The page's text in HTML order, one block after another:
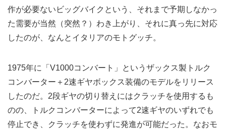
作が必要ないビッグバイクという、それまで予期しなかっ
た需要が当然（突然？）わき上がり、それに真っ先に対応
したのが、なんとイタリアのモトグッチ。
1975年に「V1000コンバート」というザックス製トルク
コンバーター＋2速ギヤボックス装備のモデルをリリース
したのだ。2段ギヤの切り替えにはクラッチを使用するも
のの、トルクコンバーターによって2速ギヤのいずれでも
停止でき、クラッチを使わずに発進が可能だった。なおモ